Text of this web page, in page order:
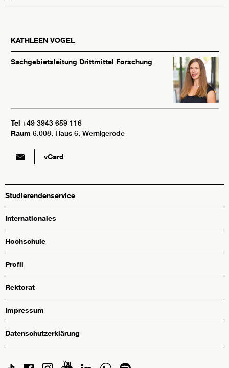
KATHLEEN VOGEL
Sachgebietsleitung Drittmittel Forschung
Tel +49 3943 659 116
Raum 6.008, Haus 6, Wernigerode
vCard
Studierendenservice
Internationales
Hochschule
Profil
Rektorat
Impressum
Datenschutzerklärung